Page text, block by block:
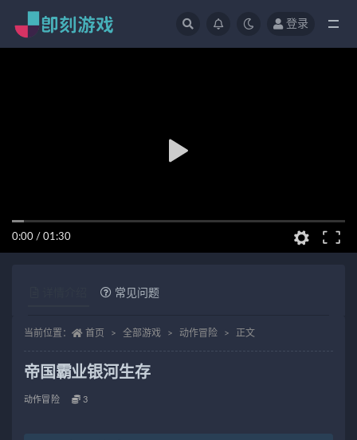
登录
0:00 / 01:30
常见问题
当前位置： 首页 全部游戏 动作冒险 正文
帝国霸业银河生存
动作冒险 3